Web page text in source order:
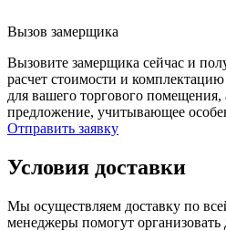
Вызов замерщика
Вызовите замерщика сейчас и
расчет стоимости и
для вашего торгового
предложение, учитывающее
Отправить заявку
Условия доставки
Мы осуществляем доставку по
менеджеры помогут